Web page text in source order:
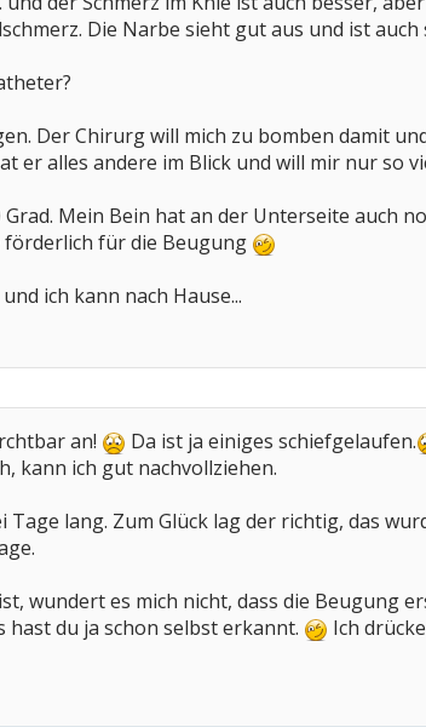
Die Narbe sieht gut aus und ist
Der Chirurg will mich zu bomben damit
er alles andere im Blick und will mir nur so
Mein Bein hat an der Unterseite auch
förderlich für die Beugung
ich kann nach Hause...
an! Da ist ja einiges schiefgelaufen.
kann ich gut nachvollziehen.
lang. Zum Glück lag der richtig, das
wundert es mich nicht, dass die Beugung
hast du ja schon selbst erkannt.
Ich